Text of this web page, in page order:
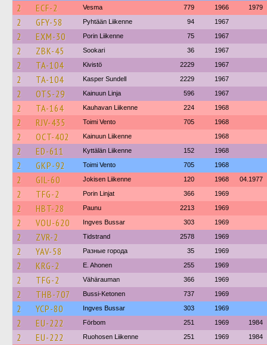
2 ECF-2 Vesma 779 1966 1979
2 GFY-58 Pyhtään Liikenne 94 1967
2 EXM-30 Porin Liikenne 75 1967
2 ZBK-45 Sookari 36 1967
2 TA-104 Kivistö 2229 1967
2 TA-104 Kasper Sundell 2229 1967
2 OTS-29 Kainuun Linja 596 1967
2 TA-164 Kauhavan Liikenne 224 1968
2 RJV-435 Toimi Vento 705 1968
2 OCT-402 Kainuun Liikenne 1968
2 ED-611 Kyttälän Liikenne 152 1968
2 GKP-92 Toimi Vento 705 1968
2 GIL-60 Jokisen Liikenne 120 1968 04.1977
2 TFG-2 Porin Linjat 366 1969
2 HBT-28 Paunu 2213 1969
2 VOU-620 Ingves Bussar 303 1969
2 ZVR-2 Tidstrand 2578 1969
2 YAV-58 Разные города 35 1969
2 KRG-2 E. Ahonen 255 1969
2 TFG-2 Vähärauman 366 1969
2 THB-707 Bussi-Ketonen 737 1969
2 YCP-80 Ingves Bussar 303 1969
2 EU-222 Förbom 251 1969 1984
2 EU-222 Ruohosen Liikenne 251 1969 1984